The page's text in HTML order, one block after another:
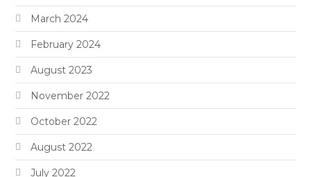
March 2024
February 2024
August 2023
November 2022
October 2022
August 2022
July 2022